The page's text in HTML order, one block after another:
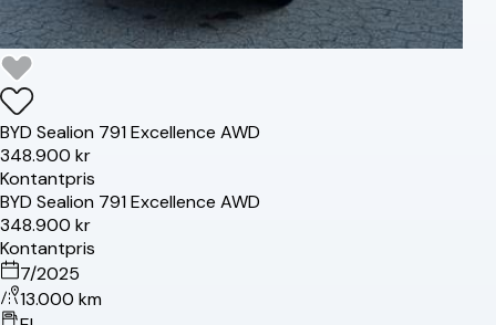
BYD Sealion 791 Excellence AWD
348.900 kr
Kontantpris
BYD Sealion 791 Excellence AWD
348.900 kr
Kontantpris
7/2025
13.000 km